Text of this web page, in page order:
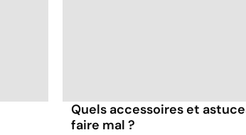
Quels accessoires et
faire mal ?